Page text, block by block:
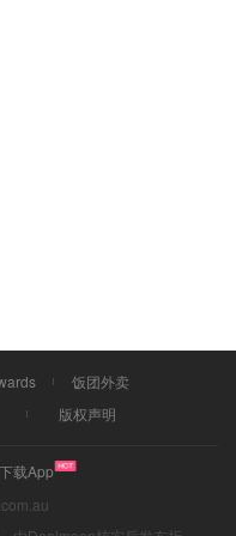
饭团外卖
版权声明
下载App